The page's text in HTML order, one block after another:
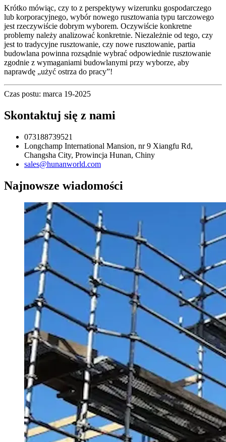
Krótko mówiąc, czy to z perspektywy wizerunku gospodarczego
lub korporacyjnego, wybór nowego rusztowania typu tarczowego
jest rzeczywiście dobrym wyborem. Oczywiście konkretne
problemy należy analizować konkretnie. Niezależnie od tego, czy
jest to tradycyjne rusztowanie, czy nowe rusztowanie, partia
budowlana powinna rozsądnie wybrać odpowiednie rusztowanie
zgodnie z wymaganiami budowlanymi przy wyborze, aby
naprawdę „użyć ostrza do pracy”!
Czas postu: marca 19-2025
Skontaktuj się z nami
073188739521
Longchamp International Mansion, nr 9 Xiangfu Rd,
Changsha City, Prowincja Hunan, Chiny
sales@hunanworld.com
Najnowsze wiadomości